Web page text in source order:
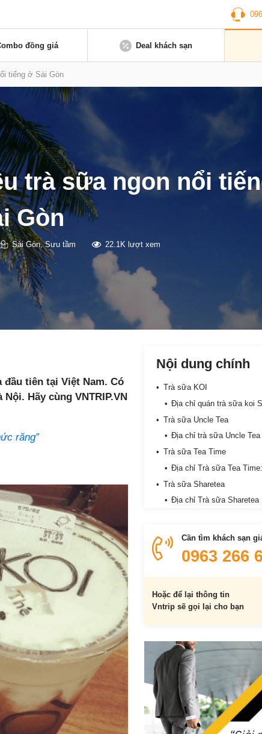
đồng giá Deal khách sạn
tiếng ở Sài Gòn
trà sữa ngon nổi
Gòn
Sài Gòn,Sưu tầm 22.1K lượt xem
tiên tại Việt Nam. Có
Hãy cùng VNTRIP.VN
răng”
Nội dung chính
Trà sữa KOI
Địa chỉ quán trà sữa koi
Trà sữa Uncle Tea
Địa chỉ trà sữa Uncle
Trà sữa Tea Time
Địa chỉ Trà sữa Tea Time:
Trà sữa Sharetea
Địa chỉ Trà sữa Sharetea
Địa chỉ Trà sữa R&B:
Cần tìm khách sạn
0963 266
Hoặc để lại thông tin
Vntrip sẽ gọi lại cho bạn